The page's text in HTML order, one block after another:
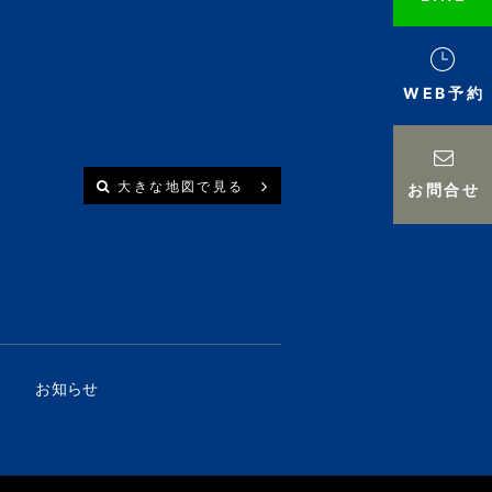
WEB予約
お問合せ
大きな地図で見る
お知らせ